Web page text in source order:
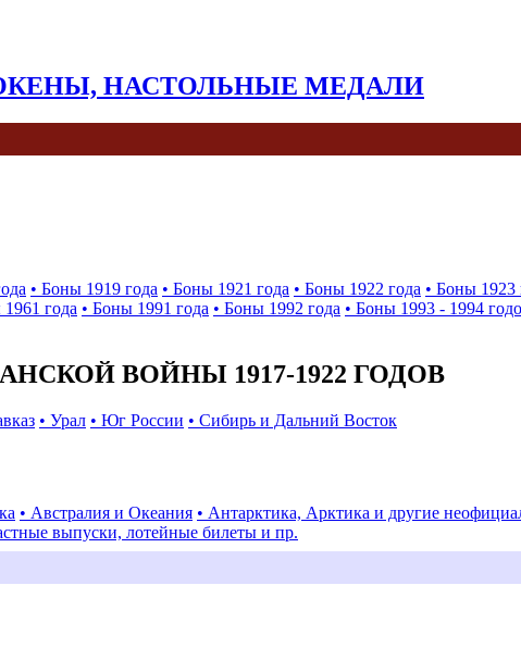
НАСТОЛЬНЫЕ МЕДАЛИ
• Боны 1919 года • Боны 1921 года • Боны 1922 года • Боны 1923
года • Боны 1991 года • Боны 1992 года • Боны 1993 - 1994
ВОЙНЫ 1917-1922 ГОДОВ
• Урал • Юг России • Сибирь и Дальний Восток
• Австралия и Океания • Антарктика, Арктика и другие
выпуски, лотейные билеты и пр.